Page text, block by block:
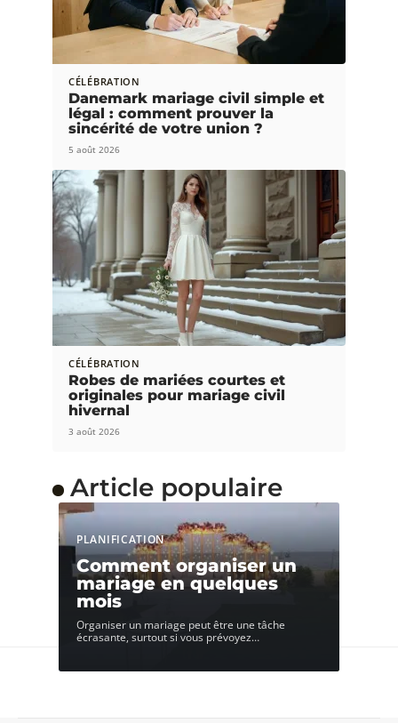
CÉLÉBRATION
Danemark mariage civil simple et
légal : comment prouver la
sincérité de votre union ?
5 août 2026
CÉLÉBRATION
Robes de mariées courtes et
originales pour mariage civil
hivernal
3 août 2026
Article populaire
PLANIFICATION
Comment organiser un
mariage en quelques
mois
Organiser un mariage peut être une tâche
écrasante, surtout si vous prévoyez…